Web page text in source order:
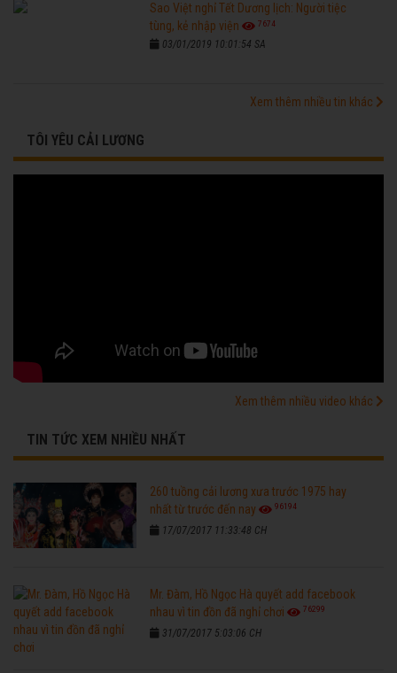
Sao Việt nghỉ Tết Dương lịch: Người tiệc
tùng, kẻ nhập viện
7674
03/01/2019 10:01:54 SA
Xem thêm nhiều tin khác
TÔI YÊU CẢI LƯƠNG
Xem thêm nhiều video khác
TIN TỨC XEM NHIỀU NHẤT
260 tuồng cải lương xưa trước 1975 hay
nhất từ trước đến nay
96194
17/07/2017 11:33:48 CH
Mr. Đàm, Hồ Ngọc Hà quyết add facebook
nhau vì tin đồn đã nghỉ chơi
76299
31/07/2017 5:03:06 CH